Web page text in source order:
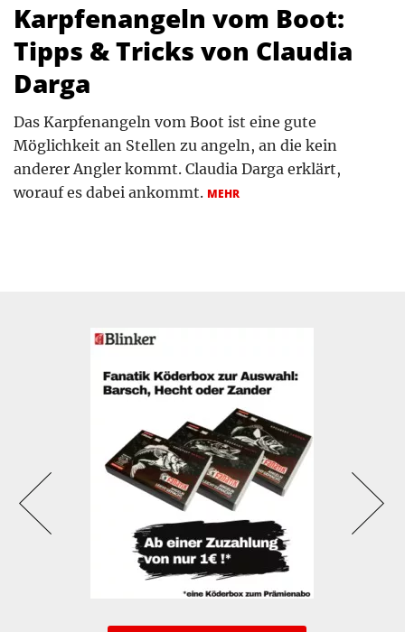
Karpfenangeln vom Boot:
Tipps & Tricks von Claudia
Darga
Das Karpfenangeln vom Boot ist eine gute
Möglichkeit an Stellen zu angeln, an die kein
anderer Angler kommt. Claudia Darga erklärt,
worauf es dabei ankommt. MEHR